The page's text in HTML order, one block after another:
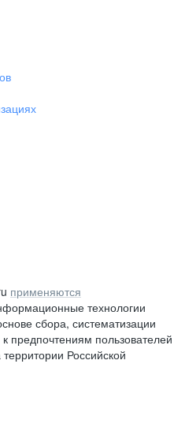
применяются
технологии
сбора, систематизации
предпочтениям пользователей
Российской